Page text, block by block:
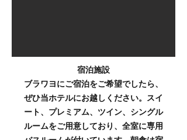
宿泊施設
ブラワヨにご宿泊をご希望でしたら、
ぜひ当ホテルにお越しください。スイ
ート、プレミアム、ツイン、シングル
ルームをご用意しており、全室に専用